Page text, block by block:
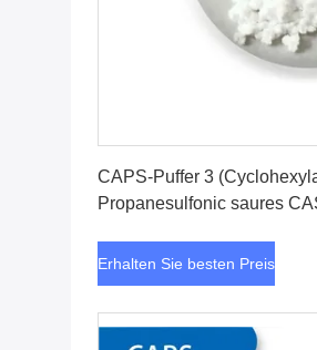
CAPS-Puffer 3
Propanesulfonic saures
Erhalten Sie besten Preis